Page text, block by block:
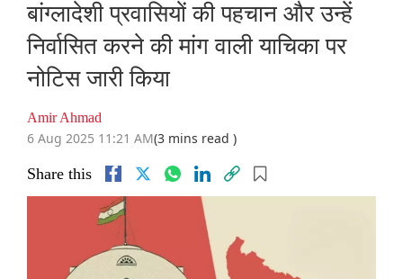
बांग्लादेशी प्रवासियों की पहचान और उन्हें
निर्वासित करने की मांग वाली याचिका पर
नोटिस जारी किया
Amir Ahmad
6 Aug 2025 11:21 AM(3 mins read )
Share this